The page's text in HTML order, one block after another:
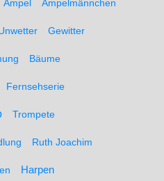
Ampel Ampelmännchen
Gewitter
Bäume
Fernsehserie
Trompete
Ruth Joachim
Harpen